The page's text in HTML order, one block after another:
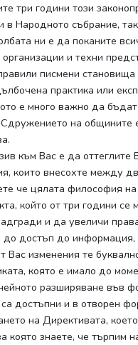
три години този
в Народното събрание,
ни е да поканите
и техни
писмени
практика или
е много важно да
Сдружението на общините
към Вас е да оттеглите
които внесохте между
че цялата философия на
който от три години се
и да увеличи
до достъп до информация,
Вас изменения те
която е имало до
разширяване във
достъпни и в отворен
на Директивата,
която знаете, че търпим